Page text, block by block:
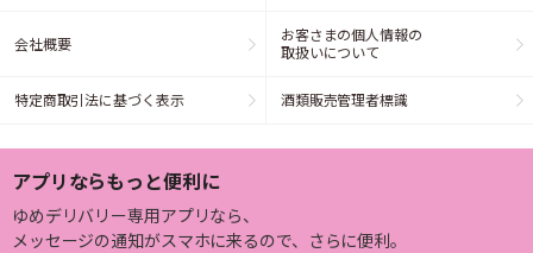
会社概要
お客さまの個人情報の
取扱いについて
特定商取引法に基づく表示 酒類販売管理者標識
アプリならもっと便利に
ゆめデリバリー専用アプリなら、
メッセージの通知がスマホに来るので、さらに便利。